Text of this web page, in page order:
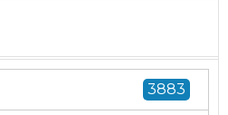
3883